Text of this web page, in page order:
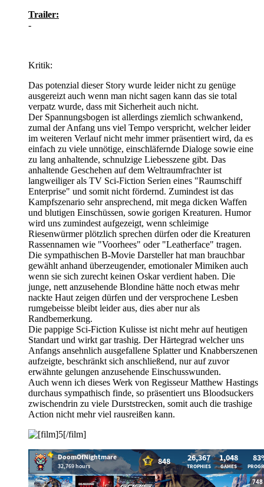
Trailer:
-
Kritik:
Das potenzial dieser Story wurde leider nicht zu genüge
ausgereizt auch wenn man nicht sagen kann das sie total
verpatz wurde, dass mit Sicherheit auch nicht.
Der Spannungsbogen ist allerdings ziemlich schwankend,
zumal der Anfang uns viel Tempo verspricht, welcher leider
im weiteren Verlauf nicht mehr immer präsentiert wird, da es
einfach zu viele unnötige, einschläfernde Dialoge sowie eine
zu lang anhaltende, schnulzige Liebesszene gibt. Das
anhaltende Geschehen auf dem Weltraumfrachter ist
langweiliger als TV Sci-Fiction Serien eines "Raumschiff
Enterprise" und somit nicht fördernd. Zumindest ist das
Kampfszenario sehr ansprechend, mit mega dicken Waffen
und blutigen Einschüssen, sowie gorigen Kreaturen. Humor
wird uns zumindest aufgezeigt, wenn schleimige
Riesenwürmer plötzlich sprechen dürfen oder die Kreaturen
Rassennamen wie "Voorhees" oder "Leatherface" tragen.
Die sympathischen B-Movie Darsteller hat man brauchbar
gewählt anhand überzeugender, emotionaler Mimiken auch
wenn sie sich zurecht keinen Oskar verdient haben. Die
junge, nett anzusehende Blondine hätte noch etwas mehr
nackte Haut zeigen dürfen und der versprochene Lesben
rumgebeisse bleibt leider aus, dies aber nur als
Randbemerkung.
Die pappige Sci-Fiction Kulisse ist nicht mehr auf heutigen
Standart und wirkt gar trashig. Der Härtegrad welcher uns
Anfangs ansehnlich ausgefallene Splatter und Knabberszenen
aufzeigte, beschränkt sich anschließend, nur auf zuvor
erwähnte gelungen anzusehende Einschusswunden.
Auch wenn ich dieses Werk von Regisseur Matthew Hastings
durchaus sympathisch finde, so präsentiert uns Bloodsuckers
zwischendrin zu viele Durststrecken, somit auch die trashige
Action nicht mehr viel rausreißen kann.